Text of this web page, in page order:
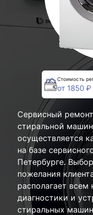
Стоимость
от 1850 ₽
Сервисный
стиральной
осуществляется
на базе
Петербурге.
пожелания
располагает
диагностики и
стиральных